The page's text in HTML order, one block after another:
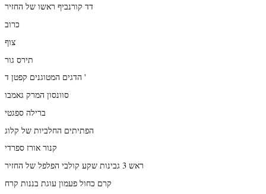
דד קורנביף ראשו של החזיר
כרוב
צוף
תירס גור
הדגים המטוגנים קפטן ד '
סוונסון המרק גאמבו
ברילה ספגטי
הפתיתים החלביות של קלוג
קנור אורז ספרדי
ראש 3 גבינות שקע קולבי הפלפל של החזיר
קרם כחול פעמון עוגת בננות קרח